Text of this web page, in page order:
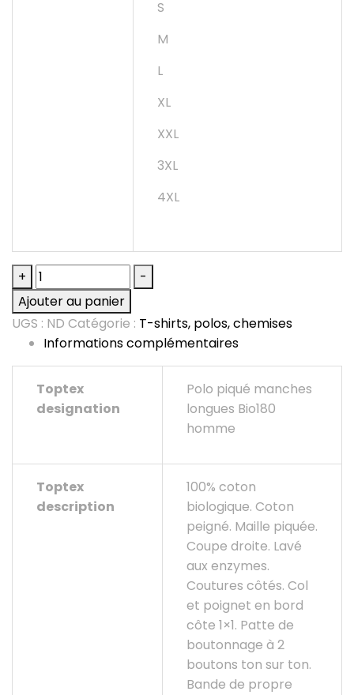
S
M
L
XL
XXL
3XL
4XL
+
quantité
de
Polo
piqué
manches
longues
Bio180
homme
-
Ajouter au panier
UGS : ND Catégorie : T-shirts, polos, chemises
Informations complémentaires
Toptex
designation
Polo piqué manches
longues Bio180
homme
Toptex
description
100% coton
biologique. Coton
peigné. Maille piquée.
Coupe droite. Lavé
aux enzymes.
Coutures côtés. Col
et poignet en bord
côte 1×1. Patte de
boutonnage à 2
boutons ton sur ton.
Bande de propre